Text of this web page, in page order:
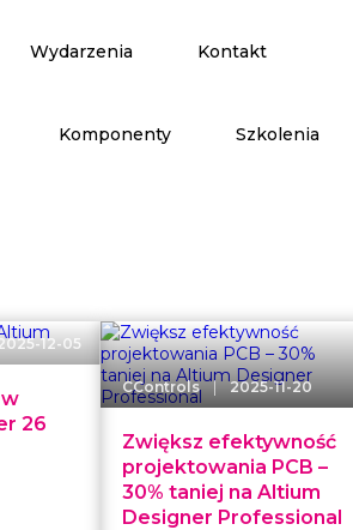
Wydarzenia Kontakt
Komponenty Szkolenia
12-05
26
CControls | 2025-11-20
Zwiększ efektywność
projektowania PCB –
30% taniej na Altium
Designer Professional